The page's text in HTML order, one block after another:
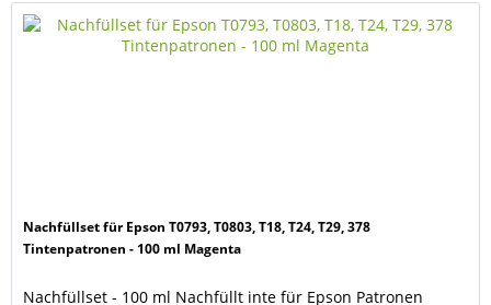
Nachfüllset für Epson T0793, T0803, T18, T24, T29, 378
Tintenpatronen - 100 ml Magenta
Nachfüllset - 100 ml Nachfüllt inte für Epson Patronen